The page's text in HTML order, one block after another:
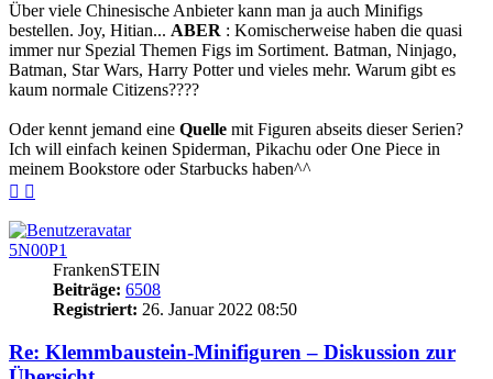
Über viele Chinesische Anbieter kann man ja auch Minifigs
bestellen. Joy, Hitian... ABER : Komischerweise haben die quasi
immer nur Spezial Themen Figs im Sortiment. Batman, Ninjago,
Batman, Star Wars, Harry Potter und vieles mehr. Warum gibt es
kaum normale Citizens????
Oder kennt jemand eine Quelle mit Figuren abseits dieser Serien?
Ich will einfach keinen Spiderman, Pikachu oder One Piece in
meinem Bookstore oder Starbucks haben^^
Nach
(Seite)
(Beitrag)
5N00P1
FrankenSTEIN
Beiträge: 6508
Registriert: 26. Januar 2022 08:50
Re: Klemmbaustein-Minifiguren – Diskussion zur